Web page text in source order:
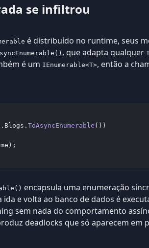
se infiltrou
é distribuído no runtime, seus
, que adapta qualquer
é um IEnumerable<T>, então a
ToAsyncEnumerable ())
encapsula uma enumeração
e volta ao banco de dados é
sem nada do comportamento
deadlocks que só aparecem em